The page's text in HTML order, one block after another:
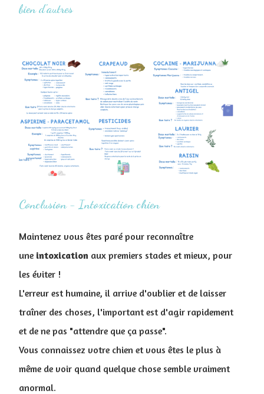
bien d'autres
Conclusion - Intoxication chien
Maintenez vous êtes paré pour reconnaître
une intoxication aux premiers stades et mieux, pour
les éviter !
L'erreur est humaine, il arrive d'oublier et de laisser
traîner des choses, l'important est d'agir rapidement
et de ne pas "attendre que ça passe".
Vous connaissez votre chien et vous êtes le plus à
même de voir quand quelque chose semble vraiment
anormal.